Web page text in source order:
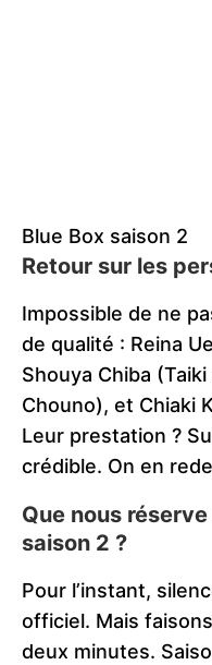
Blue Box saison 2
Retour sur les
Impossible de ne
de qualité : Reina
Shouya Chiba
Chouno), et Chiaki
Leur prestation ?
crédible. On en
Que nous
saison 2 ?
Pour l’instant,
officiel. Mais
deux minutes.